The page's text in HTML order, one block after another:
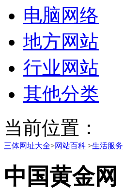
电脑网络
地方网站
行业网站
其他分类
当前位置：
三体网址大全>网站百科 >生活服务
中国黄金网